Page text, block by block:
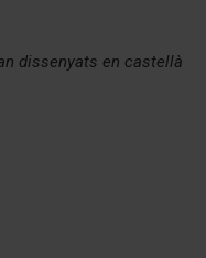
dissenyats en castellà